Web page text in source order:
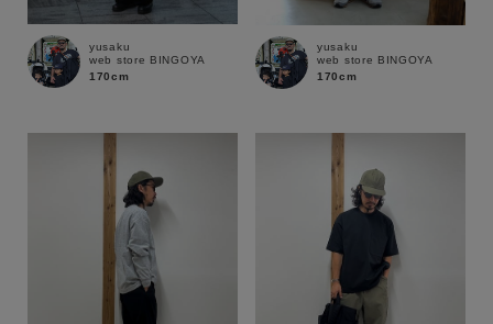
yusaku
web store BINGOYA
170cm
yusaku
web store BINGOYA
170cm